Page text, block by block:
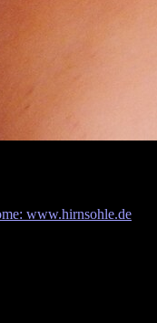
www.hirnsohle.de